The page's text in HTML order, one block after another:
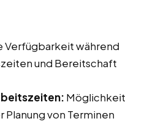
Verfügbarkeit während
und Bereitschaft
Möglichkeit
von Terminen